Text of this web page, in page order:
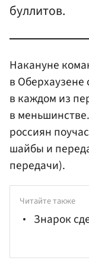
буллитов.
Накануне
в Оберхаузене
в каждом из
в
россиян
шайбы и
передачи).
Читайте также
Знарок